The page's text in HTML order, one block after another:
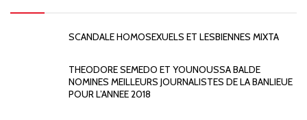
SCANDALE HOMOSEXUELS ET LESBIENNES MIXTA
THEODORE SEMEDO ET YOUNOUSSA BALDE
NOMINES MEILLEURS JOURNALISTES DE LA BANLIEUE
POUR L’ANNEE 2018